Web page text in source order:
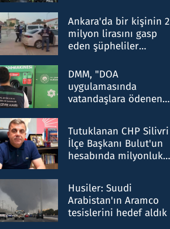
ifadelerinden ortaya
çıkan tablo şok etti
Ankara'da bir kişinin 2
milyon lirasını gasp
eden şüpheliler
DMM, "DOA
uygulamasında
vatandaşlara ödenen
düşürüldüğü" iddiasını
yalanladı
Tutuklanan CHP Silivri
İlçe Başkanı Bulut'un
hesabında milyonluk
talimat verdi, ben
gönderdim
Husiler: Suudi
Arabistan'ın Aramco
tesislerini hedef aldık